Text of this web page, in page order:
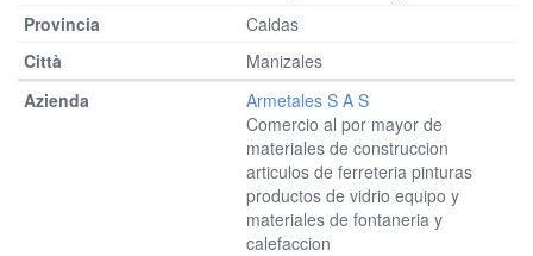
Caldas
Manizales
Armetales S A S
Comercio al por mayor de
materiales de construccion
articulos de ferreteria pinturas
productos de vidrio equipo y
materiales de fontaneria y
calefaccion